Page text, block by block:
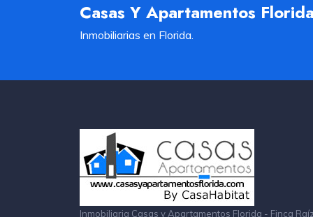
Casas Y Apartamentos Florida
Inmobiliarias en Florida.
Inmobiliaria Casas y Apartamentos Florida - Finca